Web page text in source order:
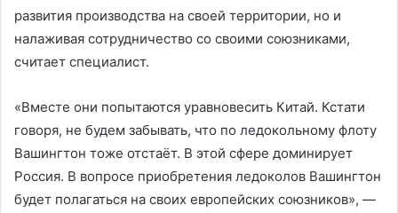
развития производства на своей территории, но и
налаживая сотрудничество со своими союзниками,
считает специалист.
«Вместе они попытаются уравновесить Китай. Кстати
говоря, не будем забывать, что по ледокольному флоту
Вашингтон тоже отстаёт. В этой сфере доминирует
Россия. В вопросе приобретения ледоколов Вашингтон
будет полагаться на своих европейских союзников», —